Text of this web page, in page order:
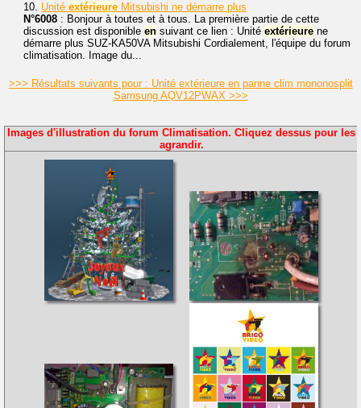
10. Unité extérieure Mitsubishi ne démarre plus
N°6008 : Bonjour à toutes et à tous. La première partie de cette
discussion est disponible en suivant ce lien : Unité extérieure ne
démarre plus SUZ-KA50VA Mitsubishi Cordialement, l'équipe du forum
climatisation. Image du...
>>> Résultats suivants pour : Unité extérieure en panne clim mononosplit
Samsung AQV12PWAX >>>
Images d'illustration du forum Climatisation. Cliquez dessus pour les
agrandir.